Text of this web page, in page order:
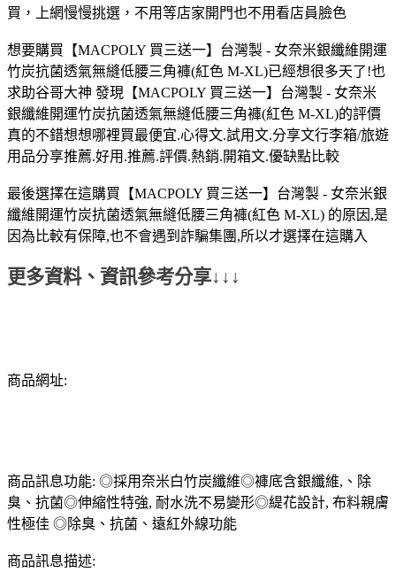
買，上網慢慢挑選，不用等店家開門也不用看店員臉色
想要購買【MACPOLY 買三送一】台灣製 - 女奈米銀纖維開運
竹炭抗菌透氣無縫低腰三角褲(紅色 M-XL)已經想很多天了!也
求助谷哥大神 發現【MACPOLY 買三送一】台灣製 - 女奈米
銀纖維開運竹炭抗菌透氣無縫低腰三角褲(紅色 M-XL)的評價
真的不錯想想哪裡買最便宜.心得文.試用文.分享文行李箱/旅遊
用品分享推薦.好用.推薦.評價.熱銷.開箱文.優缺點比較
最後選擇在這購買【MACPOLY 買三送一】台灣製 - 女奈米銀
纖維開運竹炭抗菌透氣無縫低腰三角褲(紅色 M-XL) 的原因,是
因為比較有保障,也不會遇到詐騙集團,所以才選擇在這購入
更多資料、資訊參考分享↓↓↓
商品網址:
商品訊息功能: ◎採用奈米白竹炭纖維◎褲底含銀纖維,、除
臭、抗菌◎伸縮性特強, 耐水洗不易變形◎緹花設計, 布料親膚
性極佳 ◎除臭、抗菌、遠紅外線功能
商品訊息描述: